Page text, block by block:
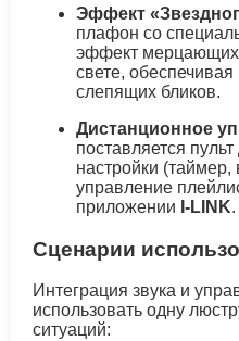
Эффект
плафон со
эффект мерцающих
свете,
слепящих бликов.
Дистанционное
поставляется
настройки
управление
приложении I-LINK.
Сценарии
Интеграция звука и
использовать одну
ситуаций: